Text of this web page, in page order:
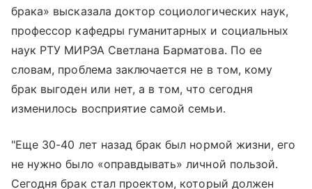
брака» высказала доктор социологических наук,
профессор кафедры гуманитарных и социальных
наук РТУ МИРЭА Светлана Барматова. По ее
словам, проблема заключается не в том, кому
брак выгоден или нет, а в том, что сегодня
изменилось восприятие самой семьи.
"Еще 30-40 лет назад брак был нормой жизни, его
не нужно было «оправдывать» личной пользой.
Сегодня брак стал проектом, который должен